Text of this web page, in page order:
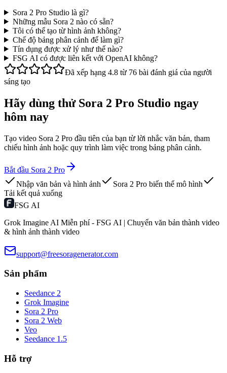
Sora 2 Pro Studio là gì?
Những mẫu Sora 2 nào có sẵn?
Tôi có thể tạo từ hình ảnh không?
Chế độ bảng phân cảnh để làm gì?
Tín dụng được xử lý như thế nào?
FSG AI có được liên kết với OpenAI không?
Đã xếp hạng 4.8 từ 76 bài đánh giá của người
sáng tạo
Hãy dùng thử Sora 2 Pro Studio ngay
hôm nay
Tạo video Sora 2 Pro đầu tiên của bạn từ lời nhắc văn bản, tham
chiếu hình ảnh hoặc quy trình làm việc trong bảng phân cảnh.
Bắt đầu Sora 2 Pro
Nhập văn bản và hình ảnh
Sora 2 Pro biến thể mô hình
Tải kết quả xuống
FSG AI
Grok Imagine AI Miễn phí - FSG AI | Chuyển văn bản thành video
& hình ảnh thành video
support@freesoragenerator.com
Sản phẩm
Seedance 2
Grok Imagine
Sora 2 Pro
Sora 2 Web
Veo
Seedance 1.5
Hỗ trợ